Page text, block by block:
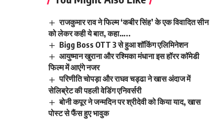
राजकुमार राव ने फिल्म ‘कबीर सिंह’ के एक विवादित सीन
को लेकर कही ये बात, कहा…..
Bigg Boss OTT 3 से हुआ शॉकिंग एलिमिनेशन
आयुष्मान खुराना और रश्मिका मंधाना इस हॉरर कॉमेडी
फिल्म में आएंगे नजर
परिणीति चोपड़ा और राघव चड्ढा ने खास अंदाज में
सेलिब्रेट की पहली वेडिंग एनिवर्सरी
बोनी कपूर ने जन्मदिन पर श्रीदेवी को किया याद, खास
पोस्ट से फैंस हुए भावुक